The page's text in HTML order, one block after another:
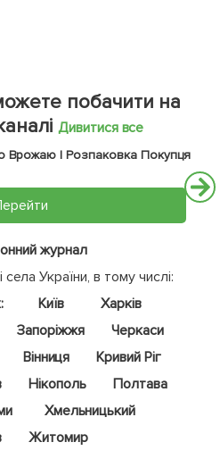
побачити на
Дивитися все
Врожаю | Розпаковка Покупця
журнал
села України, в тому числі:
Київ
Харків
Запоріжжя
Черкаси
Вінниця
Кривий Ріг
Нікополь
Полтава
Хмельницький
Житомир